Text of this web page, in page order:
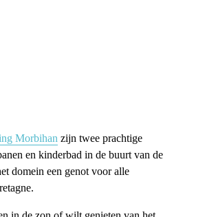
Morbihan zijn twee prachtige
en kinderbad in de buurt van de
domein een genot voor alle